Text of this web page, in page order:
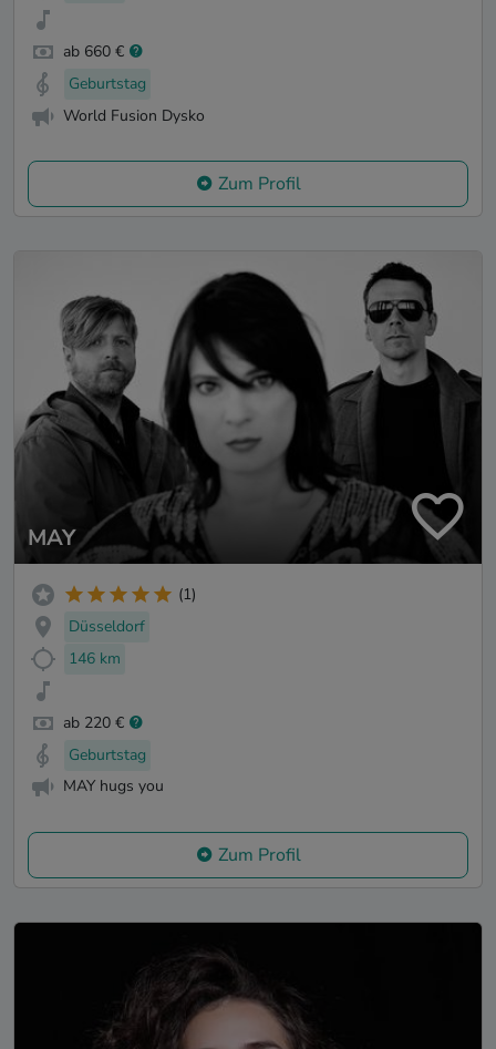
ab 660 €
Geburtstag
World Fusion Dysko
Zum Profil
MAY
(1)
Düsseldorf
146 km
ab 220 €
Geburtstag
MAY hugs you
Zum Profil